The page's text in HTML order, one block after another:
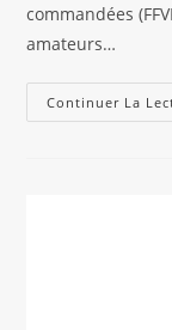
commandées
amateurs…
Continuer La